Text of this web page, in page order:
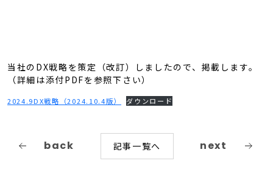
当社のDX戦略を策定（改訂）しましたので、掲載します。
（詳細は添付PDFを参照下さい）
2024.9DX戦略（2024.10.4版） ダウンロード
back 記事一覧へ next